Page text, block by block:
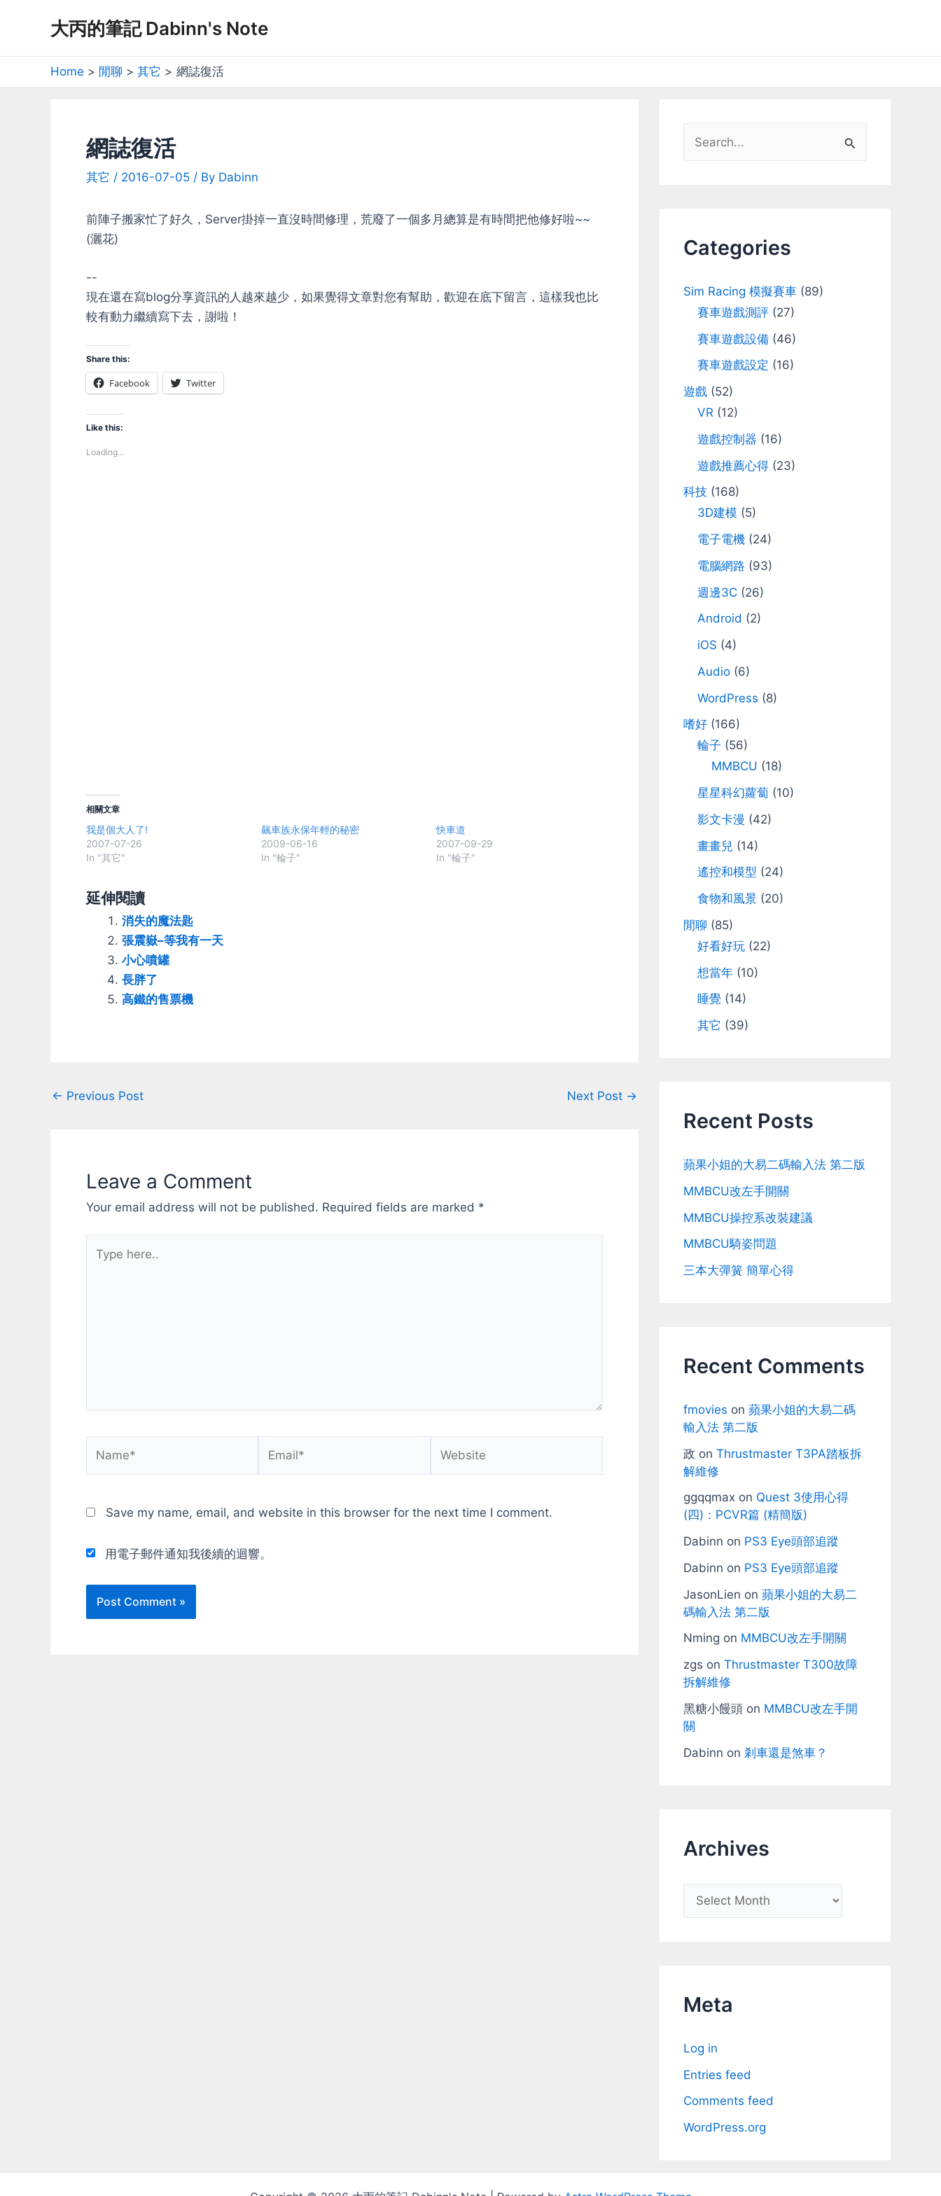
大丙的筆記 Dabinn's Note
Home 閒聊 其它 網誌復活
網誌復活
其它 / 2016-07-05 / By Dabinn
前陣子搬家忙了好久，Server掛掉一直沒時間修理，荒廢了一個多月總算是有時間把他修好啦~~
(灑花)
--
現在還在寫blog分享資訊的人越來越少，如果覺得文章對您有幫助，歡迎在底下留言，這樣我也比
較有動力繼續寫下去，謝啦！
Share this:
Facebook Twitter
Like this:
Loading...
相關文章
我是個大人了!
2007-07-26
In "其它"
飆車族永保年輕的秘密
2009-06-16
In "輪子"
快車道
2007-09-29
In "輪子"
延伸閱讀
消失的魔法匙
張震嶽–等我有一天
小心噴罐
長胖了
高鐵的售票機
Post
← Previous Post Next Post →
Leave a Comment
Your email address will not be published. Required fields are marked *
here..
Save my name, email, and website in this browser for the next time I comment.
用電子郵件通知我後續的迴響。
e
h
Categories
Sim Racing 模擬賽車 (89)
賽車遊戲測評 (27)
賽車遊戲設備 (46)
賽車遊戲設定 (16)
遊戲 (52)
VR (12)
遊戲控制器 (16)
遊戲推薦心得 (23)
科技 (168)
3D建模 (5)
電子電機 (24)
電腦網路 (93)
週邊3C (26)
Android (2)
iOS (4)
Audio (6)
WordPress (8)
嗜好 (166)
輪子 (56)
MMBCU (18)
星星科幻蘿蔔 (10)
影文卡漫 (42)
畫畫兒 (14)
遙控和模型 (24)
食物和風景 (20)
閒聊 (85)
好看好玩 (22)
想當年 (10)
睡覺 (14)
其它 (39)
Recent Posts
蘋果小姐的大易二碼輸入法 第二版
MMBCU改左手開關
MMBCU操控系改裝建議
MMBCU騎姿問題
三本大彈簧 簡單心得
Recent Comments
fmovies on 蘋果小姐的大易二碼
輸入法 第二版
政 on Thrustmaster T3PA踏板拆
解維修
ggqqmax on Quest 3使用心得
(四)：PCVR篇 (精簡版)
Dabinn on PS3 Eye頭部追蹤
Dabinn on PS3 Eye頭部追蹤
JasonLien on 蘋果小姐的大易二
碼輸入法 第二版
Nming on MMBCU改左手開關
zgs on Thrustmaster T300故障
拆解維修
黑糖小饅頭 on MMBCU改左手開
關
Dabinn on 剎車還是煞車？
Archives
r
vMeta
Log in
Entries feed
Comments feed
WordPress.org